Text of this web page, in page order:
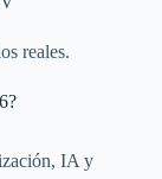
reales.
IA y